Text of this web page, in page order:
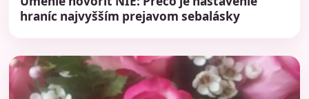
hraníc najvyšším prejavom sebalásky